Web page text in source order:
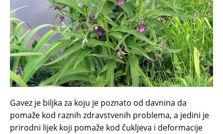
Gavez je biljka za koju je poznato od davnina da
pomaže kod raznih zdravstvenih problema, a jedini je
prirodni lijek koji pomaže kod čukljeva i deformacije